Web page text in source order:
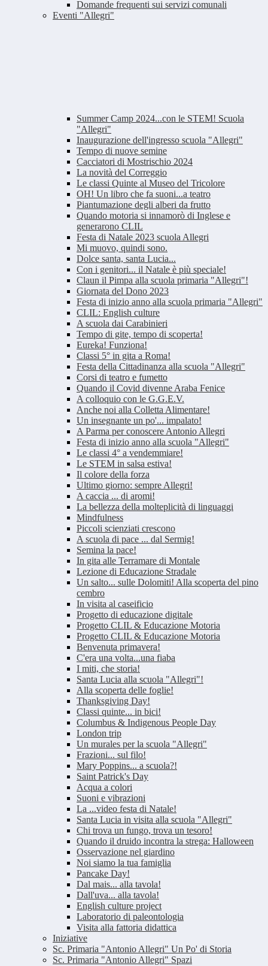
Domande frequenti sui servizi comunali
Eventi "Allegri"
Summer Camp 2024...con le STEM! Scuola
"Allegri"
Inaugurazione dell'ingresso scuola "Allegri"
Tempo di nuove semine
Cacciatori di Mostrischio 2024
La novità del Correggio
Le classi Quinte al Museo del Tricolore
OH! Un libro che fa suoni...a teatro
Piantumazione degli alberi da frutto
Quando motoria si innamorò di Inglese e
generarono CLIL
Festa di Natale 2023 scuola Allegri
Mi muovo, quindi sono.
Dolce santa, santa Lucia...
Con i genitori... il Natale è più speciale!
Claun il Pimpa alla scuola primaria "Allegri"!
Giornata del Dono 2023
Festa di inizio anno alla scuola primaria "Allegri"
CLIL: English culture
A scuola dai Carabinieri
Tempo di gite, tempo di scoperta!
Eureka! Funziona!
Classi 5° in gita a Roma!
Festa della Cittadinanza alla scuola "Allegri"
Corsi di teatro e fumetto
Quando il Covid divenne Araba Fenice
A colloquio con le G.G.E.V.
Anche noi alla Colletta Alimentare!
Un insegnante un po'... impalato!
A Parma per conoscere Antonio Allegri
Festa di inizio anno alla scuola "Allegri"
Le classi 4° a vendemmiare!
Le STEM in salsa estiva!
Il colore della forza
Ultimo giorno: sempre Allegri!
A caccia ... di aromi!
La bellezza della molteplicità di linguaggi
Mindfulness
Piccoli scienziati crescono
A scuola di pace ... dal Sermig!
Semina la pace!
In gita alle Terramare di Montale
Lezione di Educazione Stradale
Un salto... sulle Dolomiti! Alla scoperta del pino
cembro
In visita al caseificio
Progetto di educazione digitale
Progetto CLIL & Educazione Motoria
Progetto CLIL & Educazione Motoria
Benvenuta primavera!
C'era una volta...una fiaba
I miti, che storia!
Santa Lucia alla scuola "Allegri"!
Alla scoperta delle foglie!
Thanksgiving Day!
Classi quinte... in bici!
Columbus & Indigenous People Day
London trip
Un murales per la scuola "Allegri"
Frazioni... sul filo!
Mary Poppins... a scuola?!
Saint Patrick's Day
Acqua a colori
Suoni e vibrazioni
La ...video festa di Natale!
Santa Lucia in visita alla scuola "Allegri"
Chi trova un fungo, trova un tesoro!
Quando il druido incontra la strega: Halloween
Osservazione nel giardino
Noi siamo la tua famiglia
Pancake Day!
Dal mais... alla tavola!
Dall'uva... alla tavola!
English culture project
Laboratorio di paleontologia
Visita alla fattoria didattica
Iniziative
Sc. Primaria "Antonio Allegri" Un Po' di Storia
Sc. Primaria "Antonio Allegri" Spazi